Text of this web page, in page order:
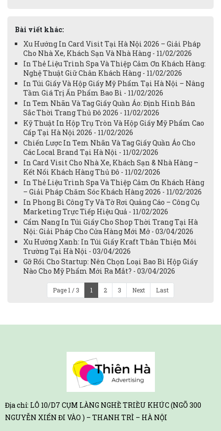
Bài viết khác:
Xu Hướng In Card Visit Tại Hà Nội 2026 – Giải Pháp
Cho Nhà Xe, Khách Sạn Và Nhà Hàng - 11/02/2026
In Thẻ Liệu Trình Spa Và Thiệp Cảm Ơn Khách Hàng:
Nghệ Thuật Giữ Chân Khách Hàng - 11/02/2026
In Túi Giấy Và Hộp Giấy Mỹ Phẩm Tại Hà Nội – Nâng
Tầm Giá Trị Ấn Phẩm Bao Bì - 11/02/2026
In Tem Nhãn Và Tag Giấy Quần Áo: Định Hình Bản
Sắc Thời Trang Thủ Đô 2026 - 11/02/2026
Kỹ Thuật In Hộp Trụ Tròn Và Hộp Giấy Mỹ Phẩm Cao
Cấp Tại Hà Nội 2026 - 11/02/2026
Chiến Lược In Tem Nhãn Và Tag Giấy Quần Áo Cho
Các Local Brand Tại Hà Nội - 11/02/2026
In Card Visit Cho Nhà Xe, Khách Sạn & Nhà Hàng –
Kết Nối Khách Hàng Thủ Đô - 11/02/2026
In Thẻ Liệu Trình Spa Và Thiệp Cảm Ơn Khách Hàng
– Giải Pháp Chăm Sóc Khách Hàng 2026 - 11/02/2026
In Phong Bì Công Ty Và Tờ Rơi Quảng Cáo – Công Cụ
Marketing Trực Tiếp Hiệu Quả - 11/02/2026
Cẩm Nang In Túi Giấy Cho Shop Thời Trang Tại Hà
Nội: Giải Pháp Cho Cửa Hàng Mới Mở - 03/04/2026
Xu Hướng Xanh: In Túi Giấy Kraft Thân Thiện Môi
Trường Tại Hà Nội - 03/04/2026
Gỡ Rối Cho Startup: Nên Chọn Loại Bao Bì Hộp Giấy
Nào Cho Mỹ Phẩm Mới Ra Mắt? - 03/04/2026
Page 1 / 3 1 2 3 Next Last
Địa chỉ: LÔ 10/D7 CỤM LÀNG NGHỀ TRIỀU KHÚC (NGÕ 300
NGUYỄN XIỂN ĐI VÀO ) – THANH TRÌ – HÀ NỘI